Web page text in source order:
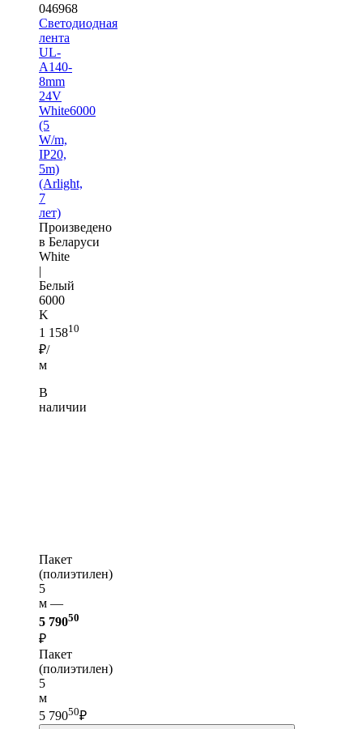
046968
Светодиодная
лента
UL-
A140-
8mm
24V
White6000
(5
W/m,
IP20,
5m)
(Arlight,
7
лет)
Произведено
в Беларуси
White
|
Белый
6000
K
1 15810
₽/
м
В
наличии
Пакет
(полиэтилен)
5
м —
5 79050
₽
Пакет
(полиэтилен)
5
м
5 79050₽